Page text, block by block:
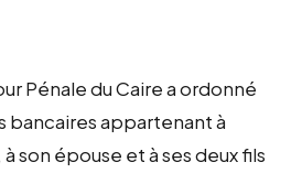
Pénale du Caire a ordonné
bancaires appartenant à
son épouse et à ses deux fils